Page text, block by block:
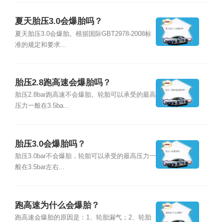
夏天胎压3.0会爆胎吗？
夏天胎压3.0会爆胎。根据国际GBT2978-2008标
准的规定和要求...
胎压2.8跑高速会爆胎吗？
胎压2.8bar跑高速不会爆胎。轮胎可以承受的最高
压力一般在3.5ba...
胎压3.0会爆胎吗？
胎压3.0bar不会爆胎，轮胎可以承受的最高压力一
般在3.5bar左右...
跑高速为什么会爆胎？
跑高速会爆胎的原因是：1、轮胎漏气；2、轮胎